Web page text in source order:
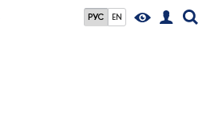
РУС EN